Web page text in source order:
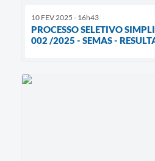
10 FEV 2025 - 16h43
PROCESSO SELETIVO
002 /2025 - SEMAS -